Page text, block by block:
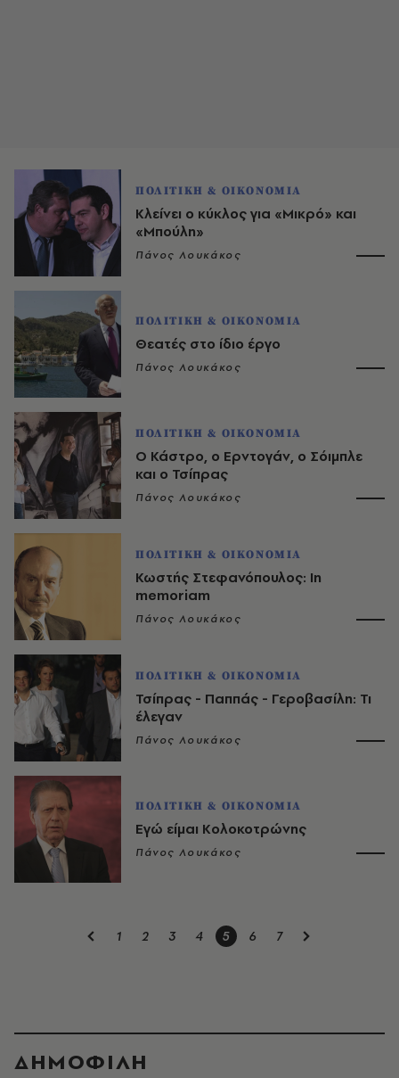
ΠΟΛΙΤΙΚΗ & ΟΙΚΟΝΟΜΙΑ
Κλείνει ο κύκλος για «Μικρό» και
«Μπούλη»
Πάνος Λουκάκος
ΠΟΛΙΤΙΚΗ & ΟΙΚΟΝΟΜΙΑ
Θεατές στο ίδιο έργο
Πάνος Λουκάκος
ΠΟΛΙΤΙΚΗ & ΟΙΚΟΝΟΜΙΑ
Ο Κάστρο, ο Ερντογάν, ο Σόιμπλε
και ο Τσίπρας
Πάνος Λουκάκος
ΠΟΛΙΤΙΚΗ & ΟΙΚΟΝΟΜΙΑ
Κωστής Στεφανόπουλος: In
memoriam
Πάνος Λουκάκος
ΠΟΛΙΤΙΚΗ & ΟΙΚΟΝΟΜΙΑ
Τσίπρας - Παππάς - Γεροβασίλη: Τι
έλεγαν
Πάνος Λουκάκος
ΠΟΛΙΤΙΚΗ & ΟΙΚΟΝΟΜΙΑ
Εγώ είμαι Κολοκοτρώνης
Πάνος Λουκάκος
1 2 3 4 5 6 7
ΔΗΜΟΦΙΛΗ